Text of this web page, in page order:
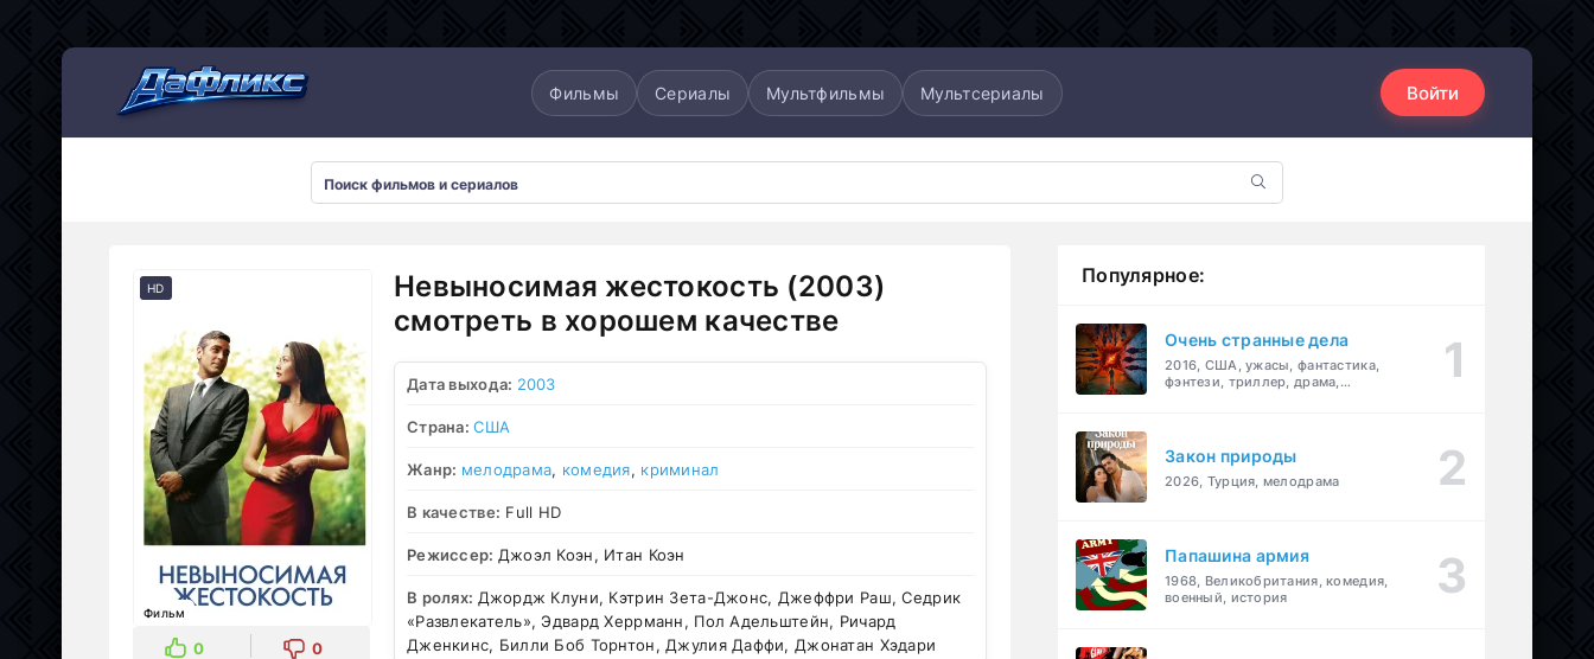
Фильмы Сериалы Мультфильмы Мультсериалы Войти
HD
Фильм
0 0
Невыносимая жестокость (2003)
смотреть в хорошем качестве
Дата выхода: 2003
Страна:США
Жанр: мелодрама, комедия, криминал
В качестве: Full HD
Режиссер: Джоэл Коэн, Итан Коэн
В ролях: Джордж Клуни, Кэтрин Зета-Джонс, Джеффри Раш, Седрик
«Развлекатель», Эдвард Херрманн, Пол Адельштейн, Ричард
Дженкинс, Билли Боб Торнтон, Джулия Даффи, Джонатан Хэдари
Популярное:
Очень странные дела
2016, США, ужасы, фантастика,
фэнтези, триллер, драма,
Закон природы
2026, Турция, мелодрама
Папашина армия
1968, Великобритания, комедия,
военный, история
Мультсериалы